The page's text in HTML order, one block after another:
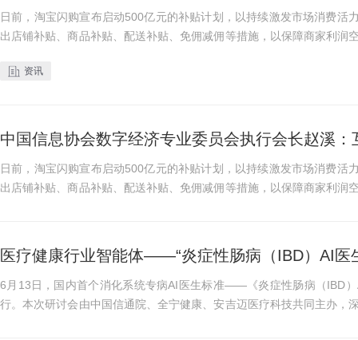
日前，淘宝闪购宣布启动500亿元的补贴计划，以持续激发市场消费活
出店铺补贴、商品补贴、配送补贴、免佣减佣等措施，以保障商家利润
资讯
中国信息协会数字经济专业委员会执行会长赵溪
日前，淘宝闪购宣布启动500亿元的补贴计划，以持续激发市场消费活
出店铺补贴、商品补贴、配送补贴、免佣减佣等措施，以保障商家利润
医疗健康行业智能体——“炎症性肠病（IBD）AI医
6月13日，国内首个消化系统专病AI医生标准——《炎症性肠病（IBD
行。本次研讨会由中国信通院、全宁健康、安吉迈医疗科技共同主办，